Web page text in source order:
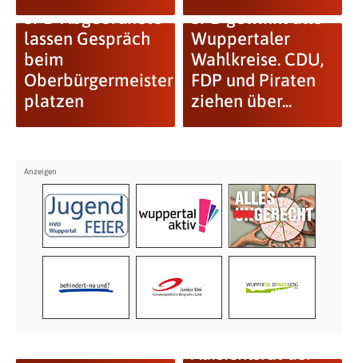
SPD-Abgeordnete
lassen Gespräch
beim
Oberbürgermeister
platzen
SPD gewinnt alle
Wuppertaler
Wahlkreise. CDU,
FDP und Piraten
ziehen über...